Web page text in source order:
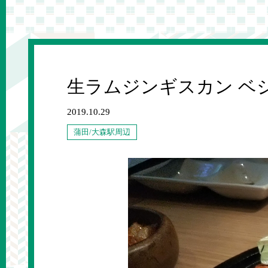
生ラムジンギスカン ベ
2019.10.29
蒲田/大森駅周辺